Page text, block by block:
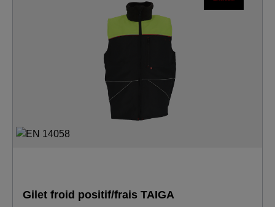
Gilet froid positif/frais TAIGA